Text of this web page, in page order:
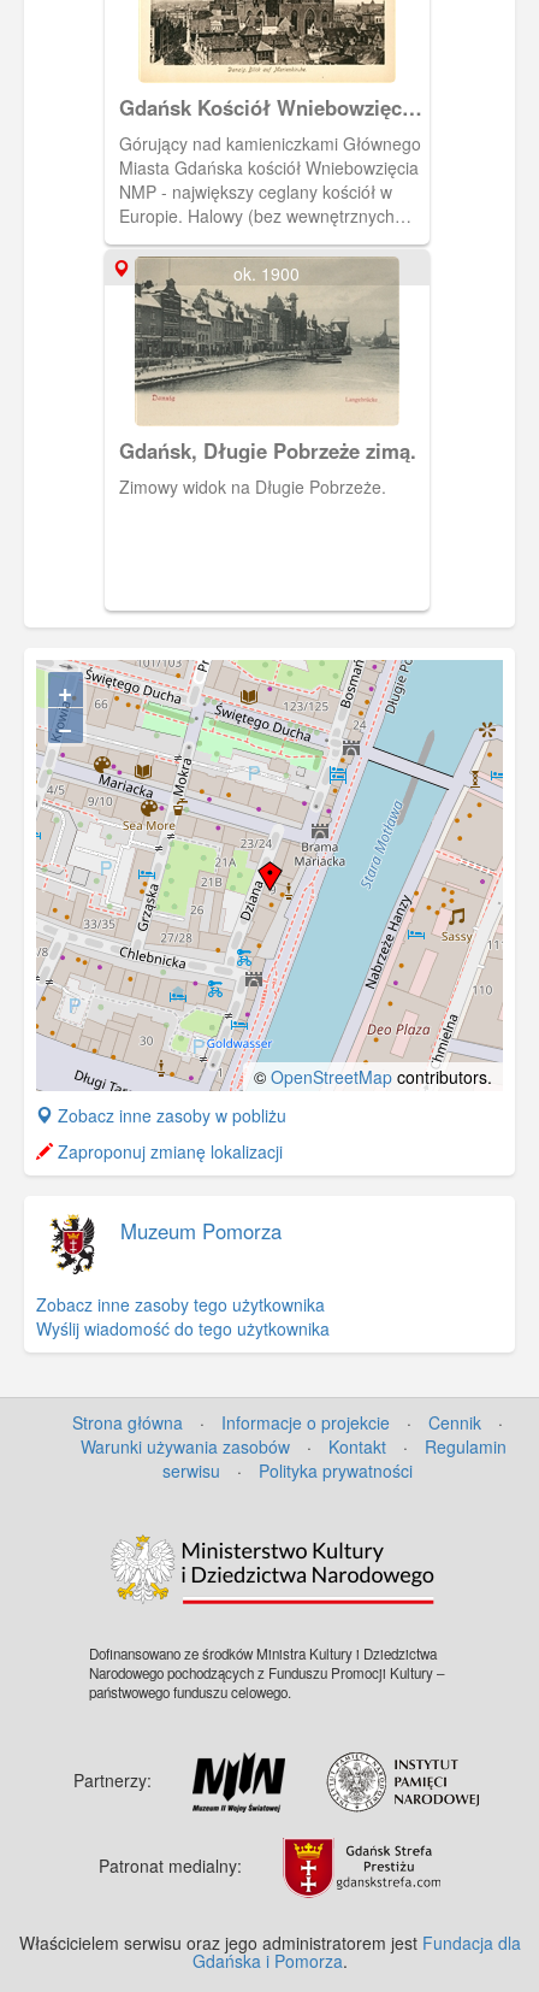
Gdańsk Kościół Wniebowzięcia
NMP, Danzig Die Marienkirche
Górujący nad kamieniczkami Głównego
Miasta Gdańska kościół Wniebowzięcia
NMP - największy ceglany kościół w
Europie. Halowy (bez wewnętrznych
podziałów) z wysoką na 80 m wieżą.
Określany był niegdyś mianem fary
Głównego Miasta. Jego budowa trwała
ponad 150 lat - od połowy XIV w. do
początku XVI w. Fotografia pochodzi z
albumu "Danzig und Umgebung in
Bildern".
ok. 1900
Gdańsk, Długie Pobrzeże zimą.
Zimowy widok na Długie Pobrzeże.
+
−
© OpenStreetMap contributors.
+
−
Zobacz inne zasoby w pobliżu
Zaproponuj zmianę lokalizacji
Muzeum Pomorza
Zobacz inne zasoby tego użytkownika
Wyślij wiadomość do tego użytkownika
Strona główna · Informacje o projekcie · Cennik
·
Warunki używania zasobów
· Kontakt ·
Regulamin
serwisu
· Polityka prywatności
Dofinansowano ze środków Ministra Kultury i Dziedzictwa
Narodowego pochodzących z Funduszu Promocji Kultury –
państwowego funduszu celowego.
Partnerzy:
Patronat medialny:
Właścicielem serwisu oraz jego administratorem jest Fundacja dla
Gdańska i Pomorza.